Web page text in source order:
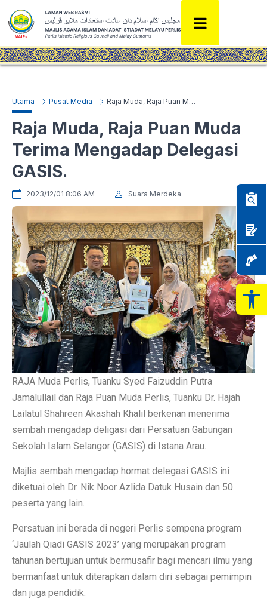
Utama Pusat Media Raja Muda, Raja Puan Muda Terima Mengadap Delegasi GASIS.
Raja Muda, Raja Puan Muda
Terima Mengadap Delegasi
GASIS.
2023/12/01 8:06 AM Suara Merdeka
RAJA Muda Perlis, Tuanku Syed Faizuddin Putra
Jamalullail dan Raja Puan Muda Perlis, Tuanku Dr. Hajah
Lailatul Shahreen Akashah Khalil berkenan menerima
sembah mengadap deligasi dari Persatuan Gabungan
Sekolah Islam Selangor (GASIS) di Istana Arau.
Majlis sembah mengadap hormat delegasi GASIS ini
diketuai oleh Dr. Nik Noor Azlida Datuk Husain dan 50
peserta yang lain.
Persatuan ini berada di negeri Perlis sempena program
‘Jaulah Qiadi GASIS 2023’ yang merupakan program
tahunan bertujuan untuk bermusafir bagi mencari ilmu yang
bermanfaat untuk diterapkan dalam diri sebagai pemimpin
dan juga pendidik.